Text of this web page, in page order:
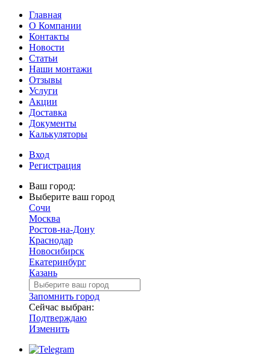
Главная
О Компании
Контакты
Новости
Статьи
Наши монтажи
Отзывы
Услуги
Акции
Доставка
Документы
Калькуляторы
Вход
Регистрация
Ваш город:
Выберите ваш город
Сочи
Москва
Ростов-на-Дону
Краснодар
Новосибирск
Екатеринбург
Казань
Запомнить город
Сейчас выбран:
Подтверждаю
Изменить